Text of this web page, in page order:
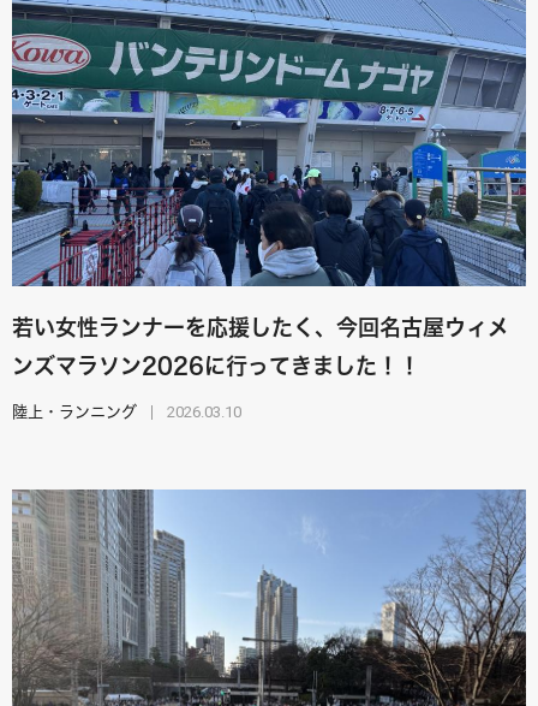
若い女性ランナーを応援したく、今回名古屋ウィメ
ンズマラソン2026に行ってきました！！
陸上・ランニング 2026.03.10